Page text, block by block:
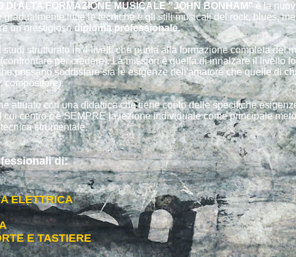
DI ALTA FORMAZIONE MUSICALE "JOHN BONHAM" è la
gradualmente tutte le tecniche e gli stili musicali del rock, blues,
un prestigiosodiploma professionale.
studi strutturato in 4 livelli che punta alla formazione completa del
per credere). La mission è quella di innalzare il livello
possano soddisfare sia le esigenze dell'amatore che quelle di
compositore).
attuato con una didattica che tiene conto delle specifiche
cui centro c'è SEMPRE la lezione individuale come principale
strumentale.
di:
ELETTRICA
E TASTIERE